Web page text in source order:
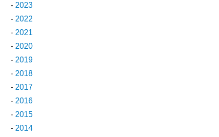
- 2023
- 2022
- 2021
- 2020
- 2019
- 2018
- 2017
- 2016
- 2015
- 2014